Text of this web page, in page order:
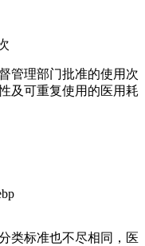
管理部门批准的使用次
及可重复使用的医用耗
类标准也不尽相同，医